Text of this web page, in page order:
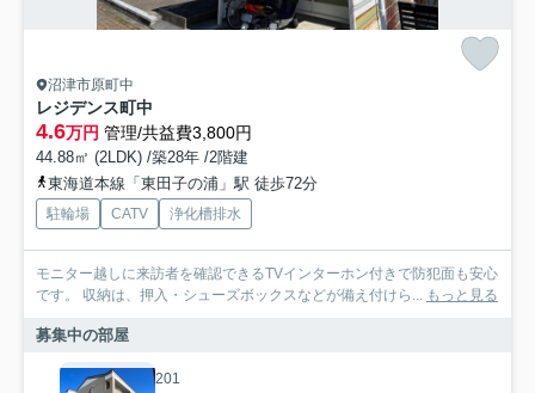
沼津市原町中
レジデンス町中
4.6万円 管理/共益費3,800円
44.88㎡ (2LDK) /築28年 /2階建
東海道本線「東田子の浦」駅 徒歩72分
駐輪場 CATV 浄化槽排水
モニター越しに来訪者を確認できるTVインターホン付きで防犯面も安心
です。 収納は、押入・シューズボックスなどが備え付けら... もっと見る
募集中の部屋
201